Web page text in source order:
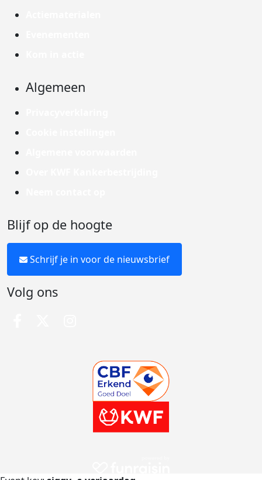
Algemeen
Blijf op de hoogte
Schrijf je in voor de nieuwsbrief
Volg ons